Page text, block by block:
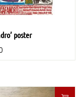
poster